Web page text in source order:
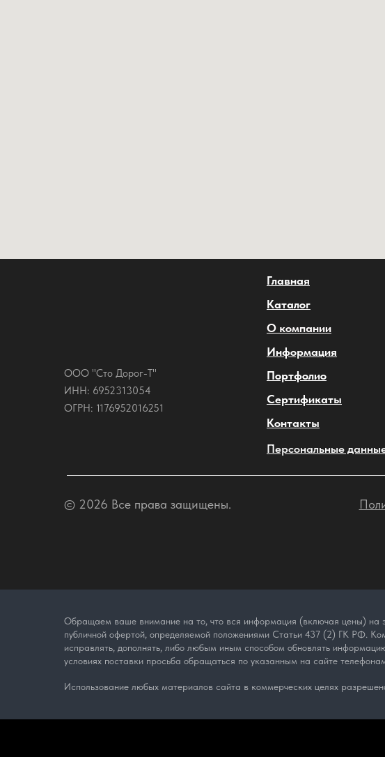
ООО "Сто Дорог-Т"
ИНН: 6952313054
ОГРН: 1176952016251
Главная
Каталог
О компании
Информация
Портфолио
Сертификаты
Контакты
© 2026 Все права защищены.
Обращаем ваше внимание на то, что вся информация (включая цены) на
публичной офертой, определяемой положениями Статьи 437 (2) ГК РФ.
исправлять, дополнять, либо любым иным способом обновлять
условиях поставки просьба обращаться по указанным на сайте
Использование любых материалов сайта в коммерческих целях
Персональные